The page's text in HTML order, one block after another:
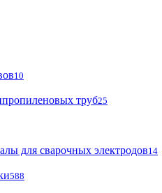
10
труб25
для сварочных электродов14
588